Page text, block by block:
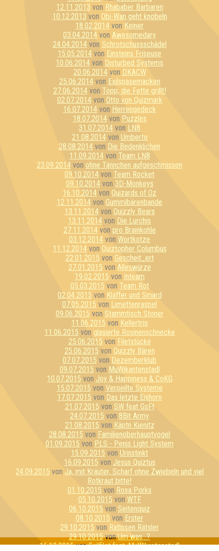
12.11.2013 von Rhababer Barbaren
10.12.2013 von Obi-Wan geht knobeln
18.02.2014 von Keiner
03.04.2014 von Awesomedary
24.04.2014von Schrotschussschädel
15.05.2014 von Einsteins Friseuse
10.06.2014 von Disturbed Systems
20.06.2014von DKACW
25.06.2014von Exilspasemacken
27.06.2014von Topp, die Fette grillt!
02.07.2014von Otto von Quizmark
16.07.2014 von Herrengedeck
18.07.2014von Puzzles
31.07.2014 von LN8
21.08.2014von Umberto
28.08.2014 von Die Bedenklichen
11.09.2014von Team LN8
23.09.2014 von ohne Tännchen aufgeschmissen
09.10.2014 von Team Rocket
09.10.2014von 3D-Monkeys
16.10.2014 von Quizards of Oz
12.11.2014 von Gummibärenbande
13.11.2014von Quizzly Bears
13.11.2014 von Die Lurchis
27.11.2014von pro Brainkohle
03.12.2014 von Wortkotze
11.12.2014von Quiztopher Columbus
22.01.2015 von Gescheit_ert
27.01.2015 von Alleswürze
19.02.2015 von Inteam
05.03.2015 von Team Rot
02.04.2015 von Kläffer und Smard
07.05.2015 von Limettenraspel
09.06.2015 von Stammtisch Stoner
11.06.2015 von Kellertrio
11.06.2015 von glasierte Rosinenschnecke
25.06.2015 von Filetstücke
25.06.2015 von Quizzly Bären
07.07.2015 von Dezemberklub
09.07.2015 von MuWikantenstadl
10.07.2015 von Joy & Happiness & CoKG
15.07.2015 von Verpeilte Systeme
17.07.2015 von Das letzte Eishorn
21.07.2015 von SW feat GsFt
24.07.2015 von 8Bit Army
21.08.2015 von Käptn Kienitz
28.08.2015 von Familienoberhauptvogel
01.09.2015 von PLS - Penis Light System
15.09.2015 von Urinstinkt
16.09.2015 von Jesus Quiztus
24.09.2015 von Ja, mit Kräuter, Scharf ohne Zwiebeln und viel
Rotkraut bitte!
01.10.2015 von Rosa Porks
05.10.2015 von WTF
06.10.2015 von Seitenquiz
08.10.2015 von Erster
29.10.2015 von Ratlosen Rätsler
29.10.2015vonUm was...?
16.12.2015vonExilfilet feat. MuWikantenstadl